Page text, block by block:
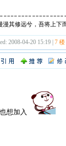
漫其修远兮，吾将上下
2008-04-20 15:19 |7 楼
想加入